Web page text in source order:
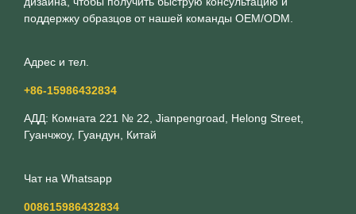
поддержку образцов от нашей команды OEM/ODM.
Адрес и тел.
+86-15986432834
АДД: Комната 221 № 22, Jianpengroad, Helong Street,
Гуанчжоу, Гуандун, Китай
Чат на Whatsapp
008615986432834